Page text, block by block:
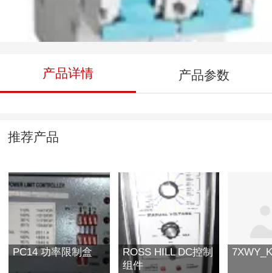
西门子漏电断路器
产品详情 产品参数
推荐产品
PC14 功率限制盒
ROSS HILL DC控制
组件